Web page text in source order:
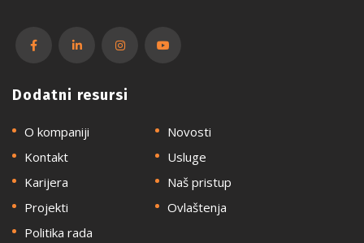
Dodatni resursi
O kompaniji
Novosti
Kontakt
Usluge
Karijera
Naš pristup
Projekti
Ovlaštenja
Politika rada